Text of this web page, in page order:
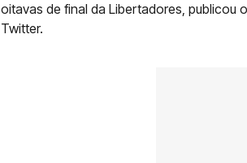
oitavas de final da Libertadores, publicou
Twitter.